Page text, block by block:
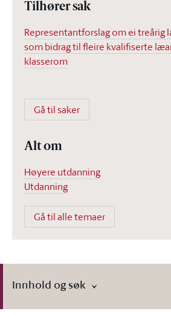
Tilhører sak
Representantforslag om ei treårig
som bidrag til fleire kvalifiserte
klasserom
Gå til saker
Alt om
Høyere utdanning
Utdanning
Gå til alle temaer
Innhold og søk